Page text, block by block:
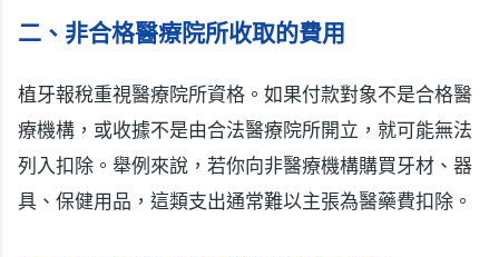
二、非合格醫療院所收取的費用
植牙報稅重視醫療院所資格。如果付款對象不是合格醫
療機構，或收據不是由合法醫療院所開立，就可能無法
列入扣除。舉例來說，若你向非醫療機構購買牙材、器
具、保健用品，這類支出通常難以主張為醫藥費扣除。